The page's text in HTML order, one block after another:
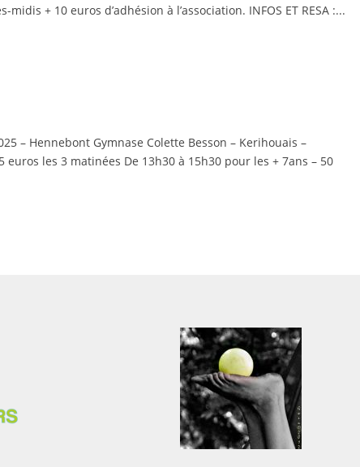
+ 10 euros d’adhésion à l’association. INFOS ET RESA :...
– Hennebont Gymnase Colette Besson – Kerihouais –
les 3 matinées De 13h30 à 15h30 pour les + 7ans – 50